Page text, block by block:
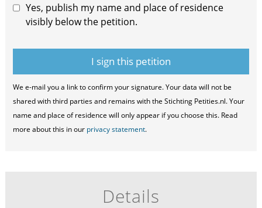
Yes, publish my name and place of residence
visibly below the petition.
We e-mail you a link to confirm your signature. Your data will not be
shared with third parties and remains with the Stichting Petities.nl. Your
name and place of residence will only appear if you choose this. Read
more about this in our privacy statement.
Details